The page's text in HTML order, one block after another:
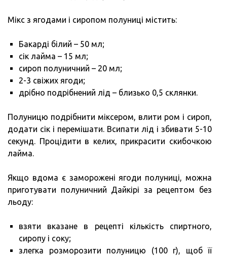
Мікс з ягодами і сиропом полуниці містить:
Бакарді білий – 50 мл;
сік лайма – 15 мл;
сироп полуничний – 20 мл;
2-3 свіжих ягоди;
дрібно подрібнений лід – близько 0,5 склянки.
Полуницю подрібнити міксером, влити ром і сироп,
додати сік і перемішати. Всипати лід і збивати 5-10
секунд. Процідити в келих, прикрасити скибочкою
лайма.
Якщо вдома є заморожені ягоди полуниці, можна
приготувати полуничний Дайкірі за рецептом без
льоду:
взяти вказане в рецепті кількість спиртного,
сиропу і соку;
злегка розморозити полуницю (100 г), щоб її